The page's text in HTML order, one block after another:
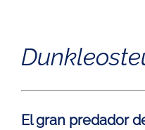
El gran predador